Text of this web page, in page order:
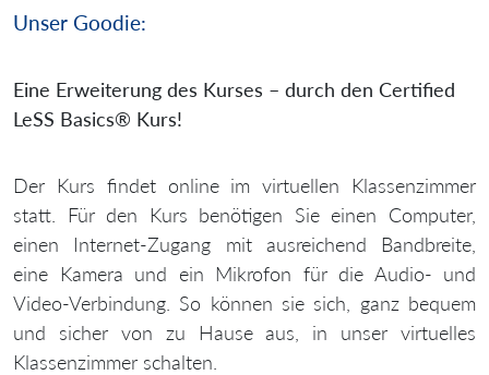
Unser Goodie:
Eine Erweiterung des Kurses – durch den Certified
LeSS Basics® Kurs!
Der Kurs findet online im virtuellen Klassenzimmer
statt. Für den Kurs benötigen Sie einen Computer,
einen Internet-Zugang mit ausreichend Bandbreite,
eine Kamera und ein Mikrofon für die Audio- und
Video-Verbindung. So können sie sich, ganz bequem
und sicher von zu Hause aus, in unser virtuelles
Klassenzimmer schalten.